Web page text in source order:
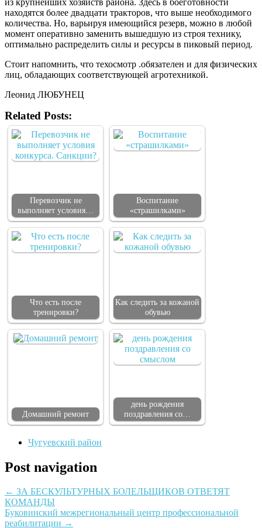
находятся более двадцати тракторов, что выше необходимого
количества. Но, варьируя имеющийся резерв, можно в любой
момент оперативно заменить вышедшую из строя технику,
оптимально распределить силы и ресурсы в пиковый период.
Стоит напомнить, что техосмотр .обязателен и для физических
лиц, обладающих соответствующей агротехникой.
Леонид ЛЮБУНЕЦ
Related Posts:
Перевозчик не
выполняет условия…
Воспитание
«страшилками»
Что есть после
тренировки?
Как следить за кожаной
обувью
Домашний ремонт
день рождения
поздравления со…
Чугуевский район
Post navigation
← ЗА БЕСКУЛЬТУРНЫХ БОЛЕЛЬЩИКОВ ОТВЕТЯТ
КОМАНДЫ
Буковинский межрегиональный центр профессиональной
реабилитации →